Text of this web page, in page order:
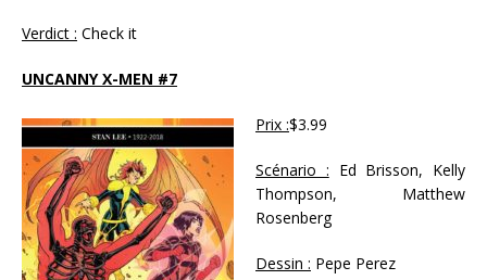
Verdict : Check it
UNCANNY X-MEN #7
Prix :$3.99
Scénario : Ed Brisson, Kelly
Thompson, Matthew
Rosenberg
Dessin : Pepe Perez